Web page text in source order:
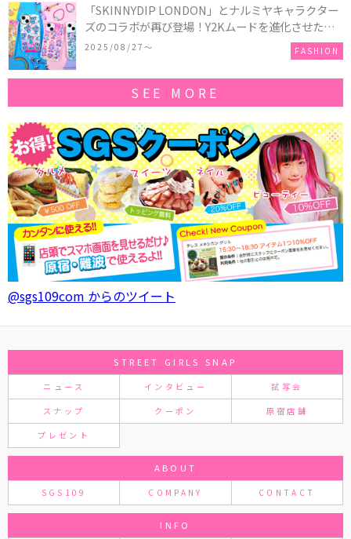
「SKINNYDIP LONDON」とナルミヤキャラクター
ズのコラボが再び登場！Y2Kムードを進化させた新
作コレクションを発売♪
2025/08/27〜 FASHION
SEE MORE
@sgs109com からのツイート
STREET GIRLS SNAP
ニュース インタビュー 試写会
スナップ クーポン 原宿店舗
プレゼント
ABOUT
SGS109 COMPANY CONTACT
INFO